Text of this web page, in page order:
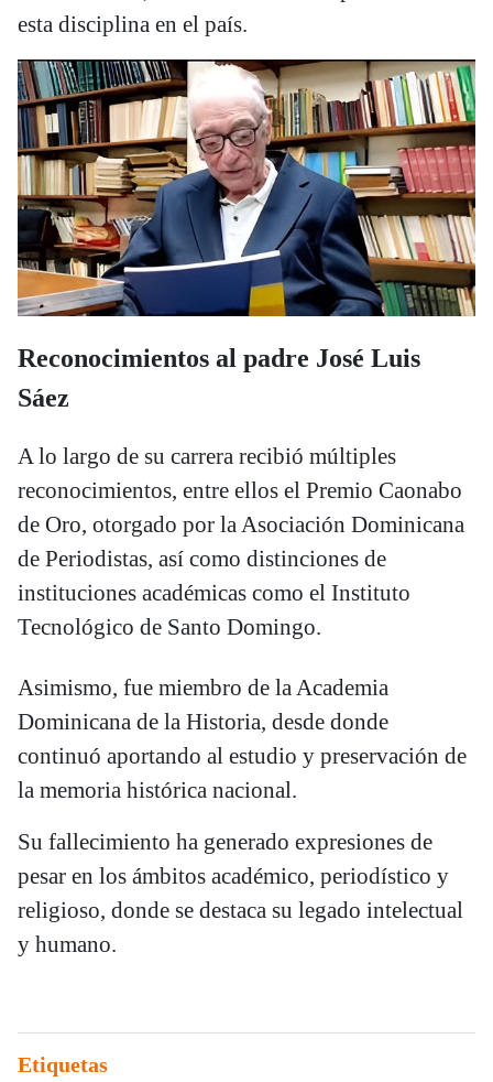
esta disciplina en el país.
Reconocimientos al padre José Luis
Sáez
A lo largo de su carrera recibió múltiples
reconocimientos, entre ellos el Premio Caonabo
de Oro, otorgado por la Asociación Dominicana
de Periodistas, así como distinciones de
instituciones académicas como el Instituto
Tecnológico de Santo Domingo.
Asimismo, fue miembro de la Academia
Dominicana de la Historia, desde donde
continuó aportando al estudio y preservación de
la memoria histórica nacional.
Su fallecimiento ha generado expresiones de
pesar en los ámbitos académico, periodístico y
religioso, donde se destaca su legado intelectual
y humano.
Etiquetas